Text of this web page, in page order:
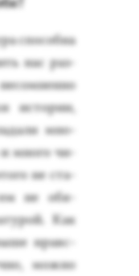
спо­соб­на
нас раз­
ис­то­рии,
мно­
мно­го чи­
не ста­
не обя­
Как
нравс­
мож­но